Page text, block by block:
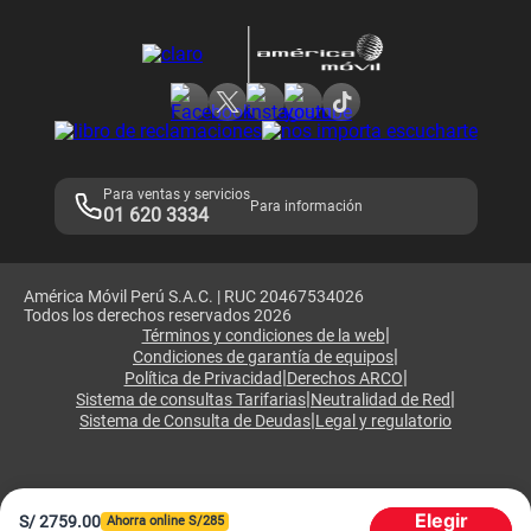
S/2759.00 Ahorra online S/285
Elegir
Consulta de IMEI
Consulta de reclamos
Adquirientes iPhone 6, 6S y SE
Mensaje de Seguridad
Términos y Condiciones de Tienda Claro
Libro de Reclamaciones
Para ventas y servicios
01 620 3334 Para información
América Móvil Perú S.A.C. | RUC 20467534026
Todos los derechos reservados 2026
Términos y condiciones de la web|
Condiciones de garantía de equipos|
Política de Privacidad|Derechos ARCO|
Sistema de consultas Tarifarias|Neutralidad de Red|
Sistema de Consulta de Deudas|Legal y regulatorio